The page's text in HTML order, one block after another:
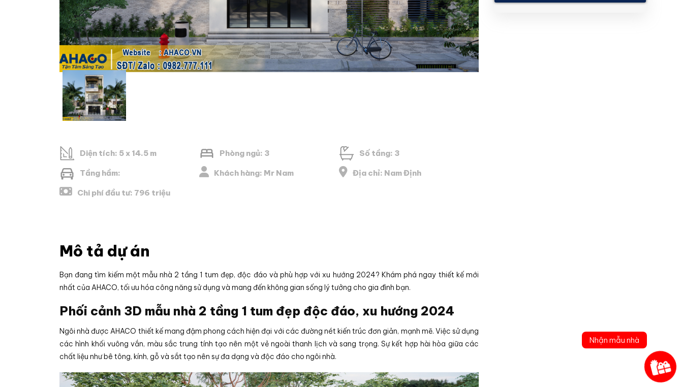
Nhận mẫu nhà
Diện tích: 5 x 14.5 m Phòng ngủ: 3 Số tầng: 3
Tầng hầm: Khách hàng: Mr Nam Địa chỉ: Nam Định
Chi phí đầu tư: 796 triệu
Mô tả dự án
Bạn đang tìm kiếm một mẫu nhà 2 tầng 1 tum đẹp, độc đáo và phù hợp với xu hướng 2024? Khám phá ngay thiết kế mới
nhất của AHACO, tối ưu hóa công năng sử dụng và mang đến không gian sống lý tưởng cho gia đình bạn.
Phối cảnh 3D mẫu nhà 2 tầng 1 tum đẹp độc đáo, xu hướng 2024
Ngôi nhà được AHACO thiết kế mang đậm phong cách hiện đại với các đường nét kiến trúc đơn giản, mạnh mẽ. Việc sử dụng
các hình khối vuông vắn, màu sắc trung tính tạo nên một vẻ ngoài thanh lịch và sang trọng. Sự kết hợp hài hòa giữa các
chất liệu như bê tông, kính, gỗ và sắt tạo nên sự đa dạng và độc đáo cho ngôi nhà.